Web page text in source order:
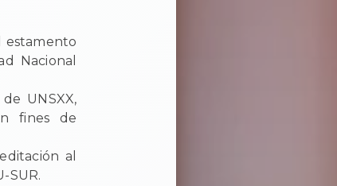
estamento
Nacional
UNSXX,
fines de
al
SUR.